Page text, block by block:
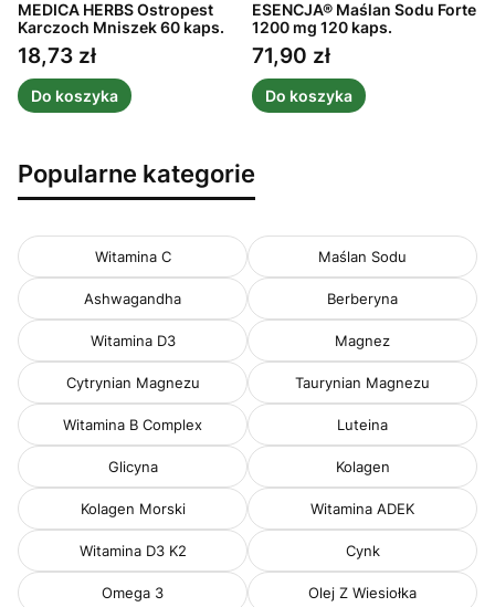
MEDICA HERBS Ostropest
Karczoch Mniszek 60 kaps.
Cena
18,73 zł
Do koszyka
ESENCJA® Maślan Sodu Forte
1200 mg 120 kaps.
Cena
71,90 zł
Do koszyka
Popularne kategorie
Witamina C Maślan Sodu
Ashwagandha Berberyna
Witamina D3 Magnez
Cytrynian Magnezu Taurynian Magnezu
Witamina B Complex Luteina
Glicyna Kolagen
Kolagen Morski Witamina ADEK
Witamina D3 K2 Cynk
Omega 3 Olej Z Wiesiołka